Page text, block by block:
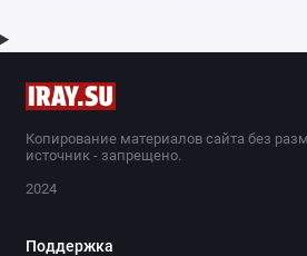
Копирование материалов сайта без
источник - запрещено.
2024
Поддержка